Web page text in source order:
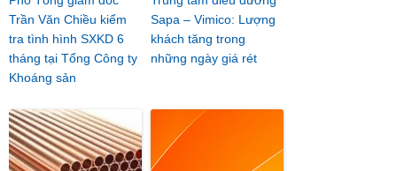
Trần Văn Chiều kiểm
tra tình hình SXKD 6
tháng tại Tổng Công ty
Khoáng sản
Sapa – Vimico: Lượng
khách tăng trong
những ngày giá rét